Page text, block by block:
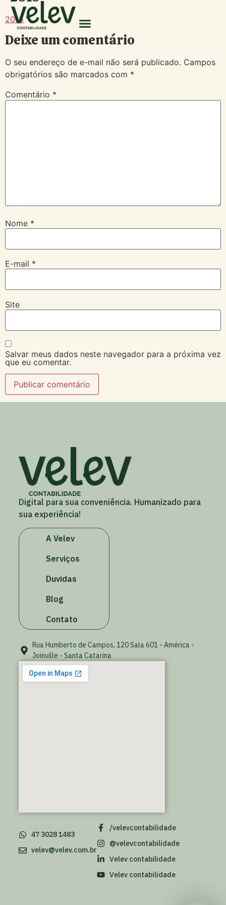
2016
Deixe um comentário
O seu endereço de e-mail não será publicado. Campos
obrigatórios são marcados com *
Comentário *
Nome *
E-mail *
Site
Salvar meus dados neste navegador para a próxima vez
que eu comentar.
Digital para sua conveniência. Humanizado para
sua experiência!
A Velev
Serviços
Duvidas
Blog
Contato
Rua Humberto de Campos, 120 Sala 601 - América -
Joinville - Santa Catarina
/velevcontabilidade
@velevcontabilidade
Velev contabilidade
Velev contabilidade
47 3028 1483
velev@velev.com.br